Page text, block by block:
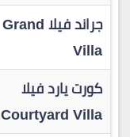
جراند فيلا Grand
Villa
كورت يارد فيلا
Courtyard Villa